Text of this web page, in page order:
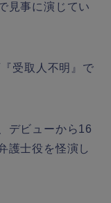
見事に演じてい
受取人不明』で
デビューから16
護士役を怪演し